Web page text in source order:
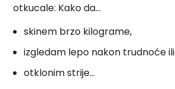
otkucale: Kako da…
skinem brzo kilograme,
izgledam lepo nakon trudnoće ili
otklonim strije…